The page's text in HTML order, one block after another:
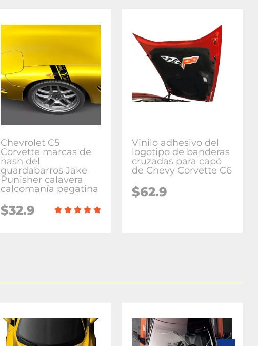
Chevrolet C5
Corvette marcas de
hash del
guardabarros Jake
Punisher calavera
calcomanía pegatina
$32.9
Vinilo adhesivo del
logotipo de banderas
cruzadas para capó
de Chevy Corvette C6
$62.9